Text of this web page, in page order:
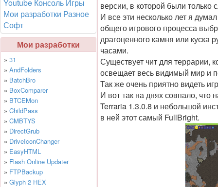
Youtube Консоль Игры
Мои разработки Разное
Софт
Мои разработки
» 31
» AndFolders
» BatchBro
» BoxComparer
» BTCEMon
» ChildPass
» CMBTYS
» DirectGrub
» DriveIconChanger
» EasyHTML
» Flash Online Updater
» FTPBackup
» Glyph 2 HEX
версии, в которой были только
И все эти несколько лет я
общего игрового процесса
драгоценного камня или куска
часами.
Существует чит для террарии,
освещает весь видимый мир и
Так же очень приятно видеть
И вот так на днях совпало, что
Terraria 1.3.0.8 и небольшой
в ней этот самый FullBright.